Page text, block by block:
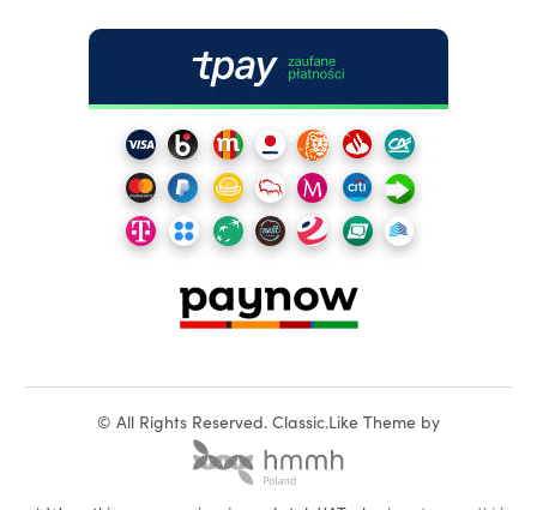
© All Rights Reserved. Classic.Like Theme by